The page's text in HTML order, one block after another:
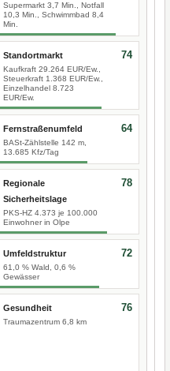
Supermarkt 3,7 Min., Notfall
10,3 Min., Schwimmbad 8,4
Min.
Standortmarkt
Kaufkraft 29.264 EUR/Ew.,
Steuerkraft 1.368 EUR/Ew.,
Einzelhandel 8.723
EUR/Ew.
74
Fernstraßenumfeld
BASt-Zählstelle 142 m,
13.685 Kfz/Tag
64
Regionale
Sicherheitslage
PKS-HZ 4.373 je 100.000
Einwohner in Olpe
78
Umfeldstruktur
61,0 % Wald, 0,6 %
Gewässer
72
Gesundheit
Traumazentrum 6,8 km
76